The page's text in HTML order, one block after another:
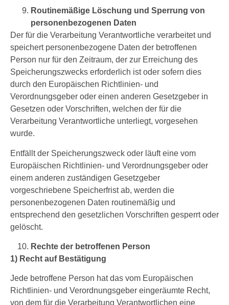
Routinemäßige Löschung und Sperrung von
personenbezogenen Daten
Der für die Verarbeitung Verantwortliche verarbeitet und
speichert personenbezogene Daten der betroffenen
Person nur für den Zeitraum, der zur Erreichung des
Speicherungszwecks erforderlich ist oder sofern dies
durch den Europäischen Richtlinien- und
Verordnungsgeber oder einen anderen Gesetzgeber in
Gesetzen oder Vorschriften, welchen der für die
Verarbeitung Verantwortliche unterliegt, vorgesehen
wurde.
Entfällt der Speicherungszweck oder läuft eine vom
Europäischen Richtlinien- und Verordnungsgeber oder
einem anderen zuständigen Gesetzgeber
vorgeschriebene Speicherfrist ab, werden die
personenbezogenen Daten routinemäßig und
entsprechend den gesetzlichen Vorschriften gesperrt oder
gelöscht.
Rechte der betroffenen Person
1) Recht auf Bestätigung
Jede betroffene Person hat das vom Europäischen
Richtlinien- und Verordnungsgeber eingeräumte Recht,
von dem für die Verarbeitung Verantwortlichen eine